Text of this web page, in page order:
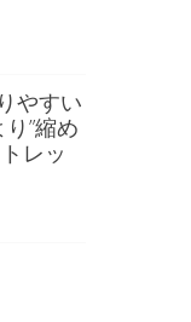
やすい
り”縮め
レッ